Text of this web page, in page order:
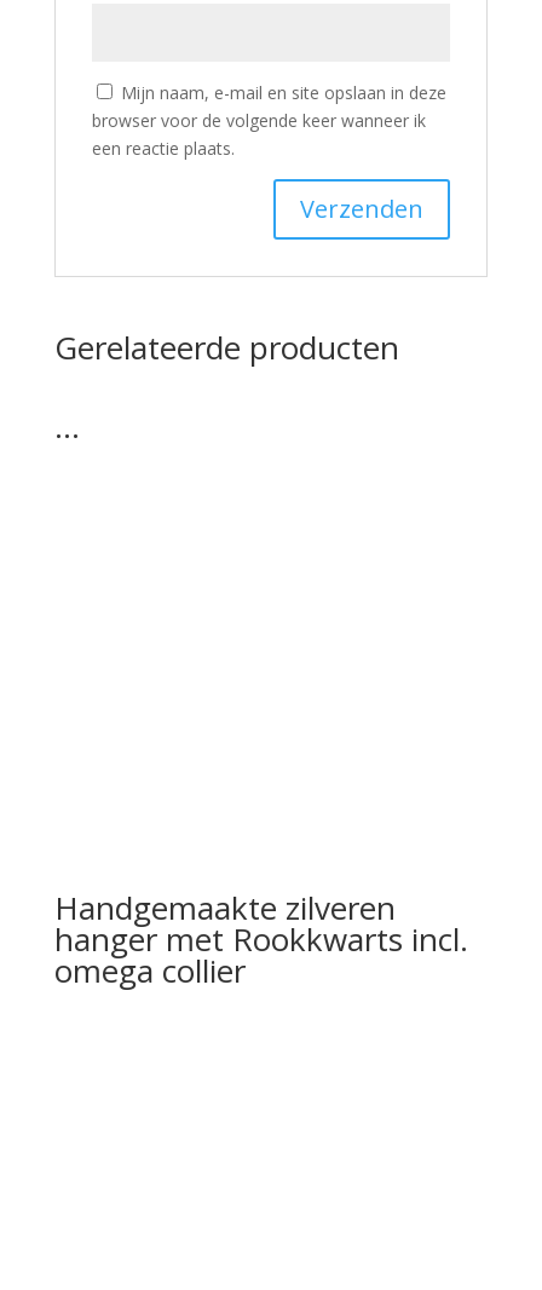
Mijn naam, e-mail en site opslaan in deze
browser voor de volgende keer wanneer ik
een reactie plaats.
Gerelateerde producten
…
Handgemaakte zilveren
hanger met Rookkwarts incl.
omega collier